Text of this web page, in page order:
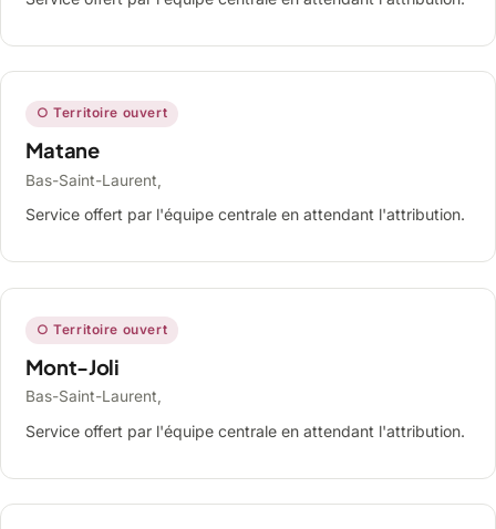
○ Territoire ouvert
Matane
Bas-Saint-Laurent,
Service offert par l'équipe centrale en attendant l'attribution.
○ Territoire ouvert
Mont-Joli
Bas-Saint-Laurent,
Service offert par l'équipe centrale en attendant l'attribution.